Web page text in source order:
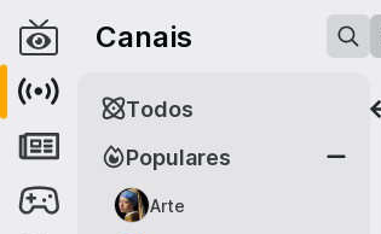
Canais
Populares
Arte
Todos